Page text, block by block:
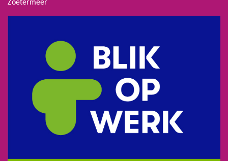
Zoetermeer